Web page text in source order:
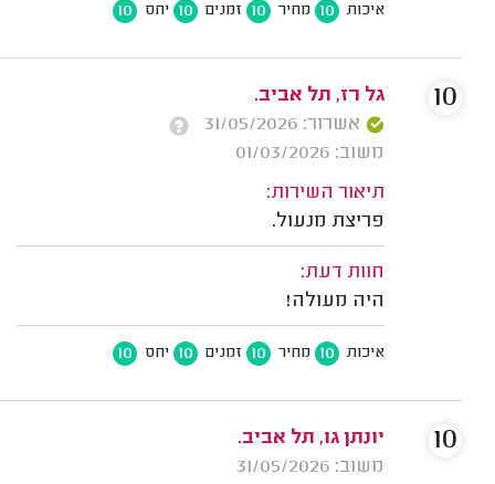
איכות 10 מחיר 10 זמנים 10 יחס 10
גל רז, תל אביב.
אשרור: 31/05/2026
משוב: 01/03/2026
תיאור השירות:
פריצת מנעול.
חוות דעת:
היה מעולה!
איכות 10 מחיר 10 זמנים 10 יחס 10
10
יונתן גו, תל אביב.
משוב: 31/05/2026
10